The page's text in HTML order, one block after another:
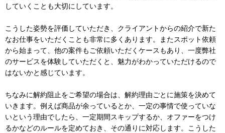
していくことも大切にしています。
こうした姿勢を評価していただき、クライアントからの紹介で新た
なお仕事をいただくことも非常に多くあります。またスポット依頼
から始まって、他の案件もご依頼いただくケースもあり、一度弊社
のサービスを体験していただくと、魅力がわかっていただけるので
はないかと感じています。
ちなみに解約阻止をご希望の場合は、解約理由ごとに施策を決めて
いきます。例えば商品が余っているとか、一定の事情で使っていな
いという理由でしたら、一定期間スキップするか、オファーをつけ
るかなどのルールを定めておき、その通りに対応します。こうした